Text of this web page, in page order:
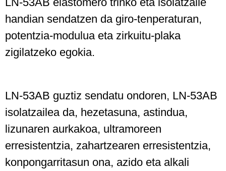
handian sendatzen da giro-tenperaturan,
potentzia-modulua eta zirkuitu-plaka
zigilatzeko egokia.
LN-53AB guztiz sendatu ondoren, LN-53AB
isolatzailea da, hezetasuna, astindua,
lizunaren aurkakoa, ultramoreen
erresistentzia, zahartzearen erresistentzia,
konpongarritasun ona, azido eta alkali